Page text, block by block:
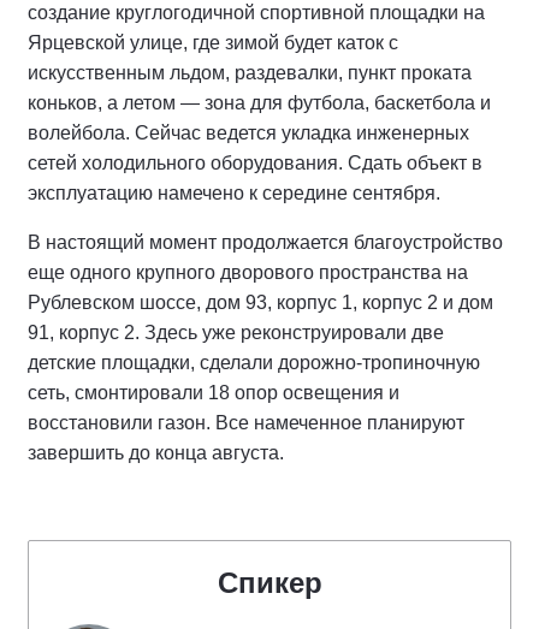
создание круглогодичной спортивной площадки на
Ярцевской улице, где зимой будет каток с
искусственным льдом, раздевалки, пункт проката
коньков, а летом — зона для футбола, баскетбола и
волейбола. Сейчас ведется укладка инженерных
сетей холодильного оборудования. Сдать объект в
эксплуатацию намечено к середине сентября.
В настоящий момент продолжается благоустройство
еще одного крупного дворового пространства на
Рублевском шоссе, дом 93, корпус 1, корпус 2 и дом
91, корпус 2. Здесь уже реконструировали две
детские площадки, сделали дорожно-тропиночную
сеть, смонтировали 18 опор освещения и
восстановили газон. Все намеченное планируют
завершить до конца августа.
Спикер